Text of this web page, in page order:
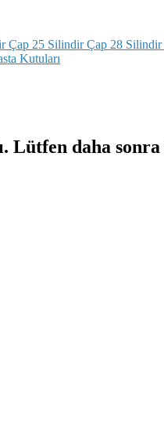
Çap 25 SilindirÇap 28 Silindir
Kutuları
Lütfen daha